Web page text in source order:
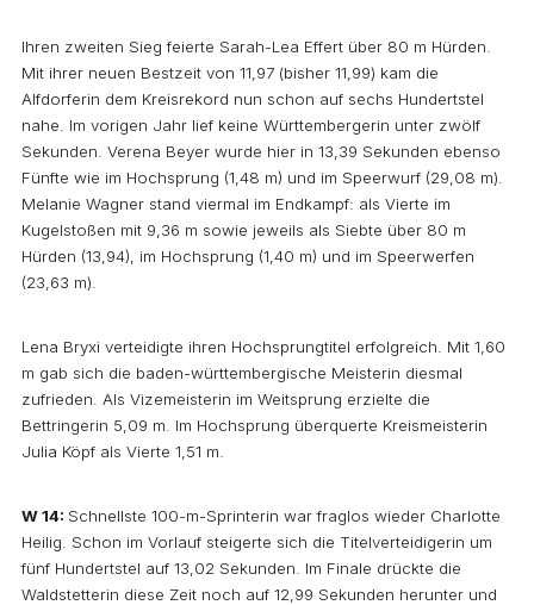
Ihren zweiten Sieg feierte Sarah-Lea Effert über 80 m Hürden.
Mit ihrer neuen Bestzeit von 11,97 (bisher 11,99) kam die
Alfdorferin dem Kreisrekord nun schon auf sechs Hundertstel
nahe. Im vorigen Jahr lief keine Württembergerin unter zwölf
Sekunden. Verena Beyer wurde hier in 13,39 Sekunden ebenso
Fünfte wie im Hochsprung (1,48 m) und im Speerwurf (29,08 m).
Melanie Wagner stand viermal im Endkampf: als Vierte im
Kugelstoßen mit 9,36 m sowie jeweils als Siebte über 80 m
Hürden (13,94), im Hochsprung (1,40 m) und im Speerwerfen
(23,63 m).
Lena Bryxi verteidigte ihren Hochsprungtitel erfolgreich. Mit 1,60
m gab sich die baden-württembergische Meisterin diesmal
zufrieden. Als Vizemeisterin im Weitsprung erzielte die
Bettringerin 5,09 m. Im Hochsprung überquerte Kreismeisterin
Julia Köpf als Vierte 1,51 m.
W 14: Schnellste 100-m-Sprinterin war fraglos wieder Charlotte
Heilig. Schon im Vorlauf steigerte sich die Titelverteidigerin um
fünf Hundertstel auf 13,02 Sekunden. Im Finale drückte die
Waldstetterin diese Zeit noch auf 12,99 Sekunden herunter und